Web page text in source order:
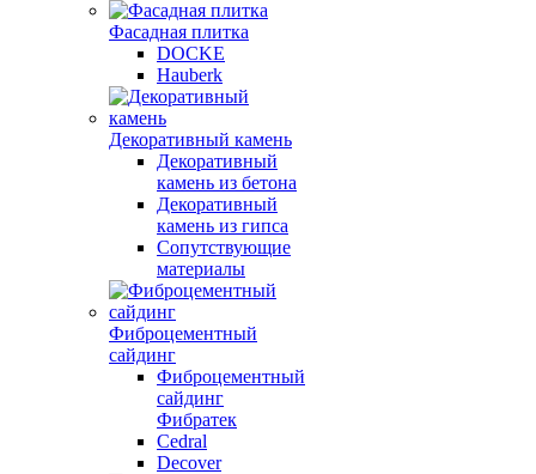
Фасадная плитка
DOCKE
Hauberk
Декоративный камень
Декоративный
камень из бетона
Декоративный
камень из гипса
Сопутствующие
материалы
Фиброцементный
сайдинг
Фиброцементный
сайдинг
Фибратек
Cedral
Decover